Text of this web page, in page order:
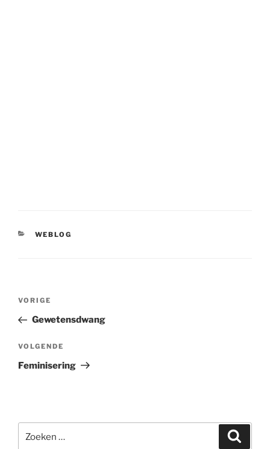
CATEGORIEËN
WEBLOG
Bericht
Vorig
bericht
VORIGE
Gewetensdwang
Volgend
bericht
VOLGENDE
Feminisering
naar: